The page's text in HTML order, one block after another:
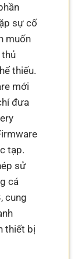
sự cố
muốn
thủ
thiếu.
mới
đưa
tạp.
sử
cá
cung
thiết bị